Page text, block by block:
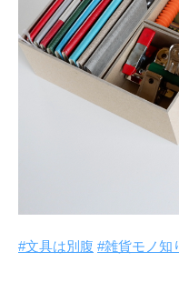
#文具は別腹 #雑貨モノ知